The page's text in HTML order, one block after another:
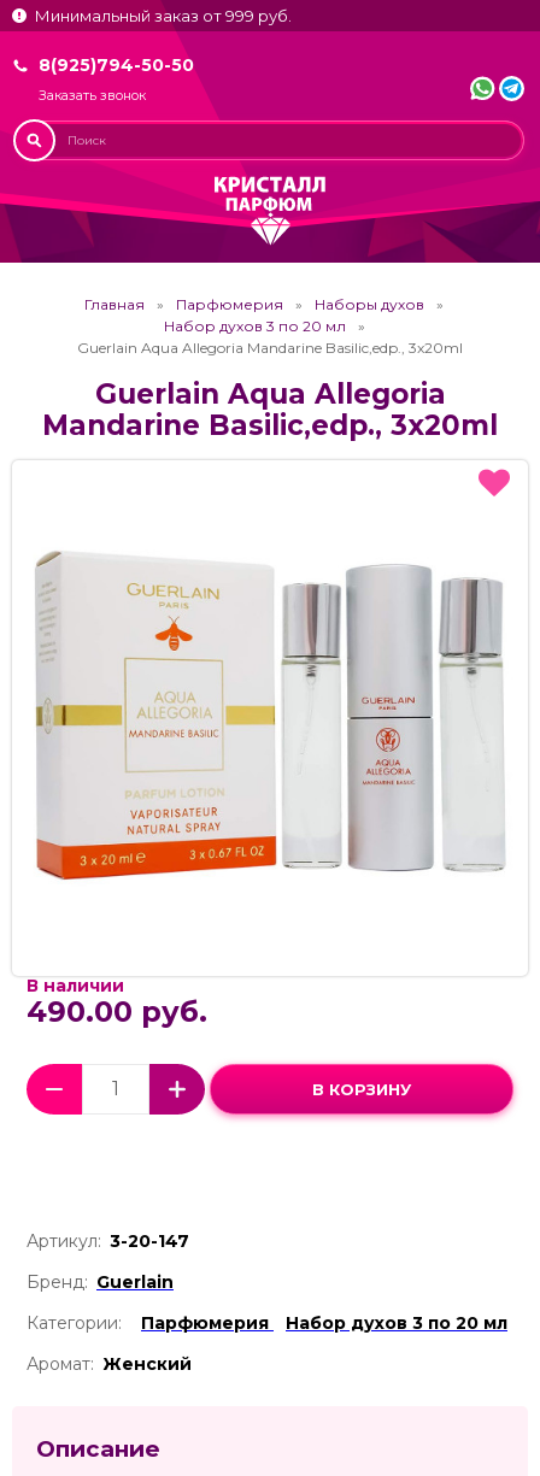
Минимальный заказ от 999 руб.
8(925)794-50-50
Заказать звонок
Главная Парфюмерия
Наборы духов
Набор духов 3 по 20 мл
Guerlain Aqua Allegoria Mandarine Basilic,edp., 3x20ml
Guerlain Aqua Allegoria
Mandarine Basilic,edp., 3x20ml
В наличии
490.00 руб.
В КОРЗИНУ
Артикул: 3-20-147
Бренд: Guerlain
Категории:
Парфюмерия
Набор духов 3 по 20 мл
Аромат: Женский
Описание